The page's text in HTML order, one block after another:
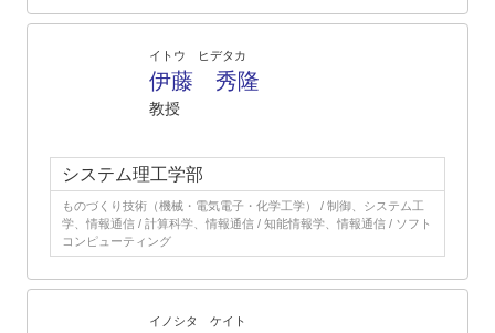
イトウ ヒデタカ
伊藤 秀隆
教授
システム理工学部
ものづくり技術（機械・電気電子・化学工学） / 制御、システム工
学、情報通信 / 計算科学、情報通信 / 知能情報学、情報通信 / ソフト
コンピューティング
イノシタ ケイト